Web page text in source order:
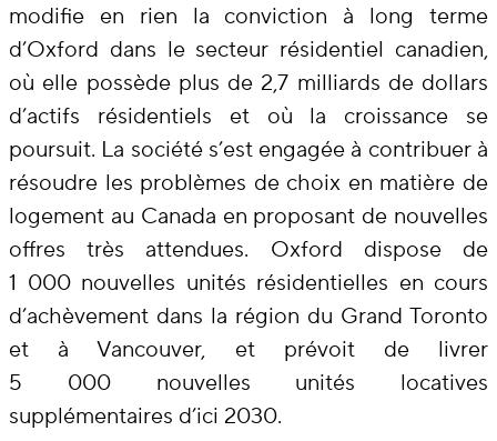
modifie en rien la conviction à long terme
d’Oxford dans le secteur résidentiel canadien,
où elle possède plus de 2,7 milliards de dollars
d’actifs résidentiels et où la croissance se
poursuit. La société s’est engagée à contribuer à
résoudre les problèmes de choix en matière de
logement au Canada en proposant de nouvelles
offres très attendues. Oxford dispose de
1 000 nouvelles unités résidentielles en cours
d’achèvement dans la région du Grand Toronto
et à Vancouver, et prévoit de livrer
5 000 nouvelles unités locatives
supplémentaires d’ici 2030.